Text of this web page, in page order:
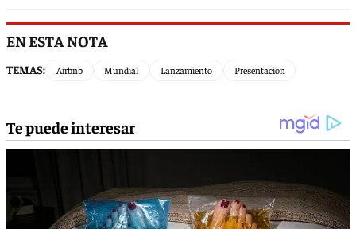
EN ESTA NOTA
TEMAS: Airbnb Mundial Lanzamiento Presentacion